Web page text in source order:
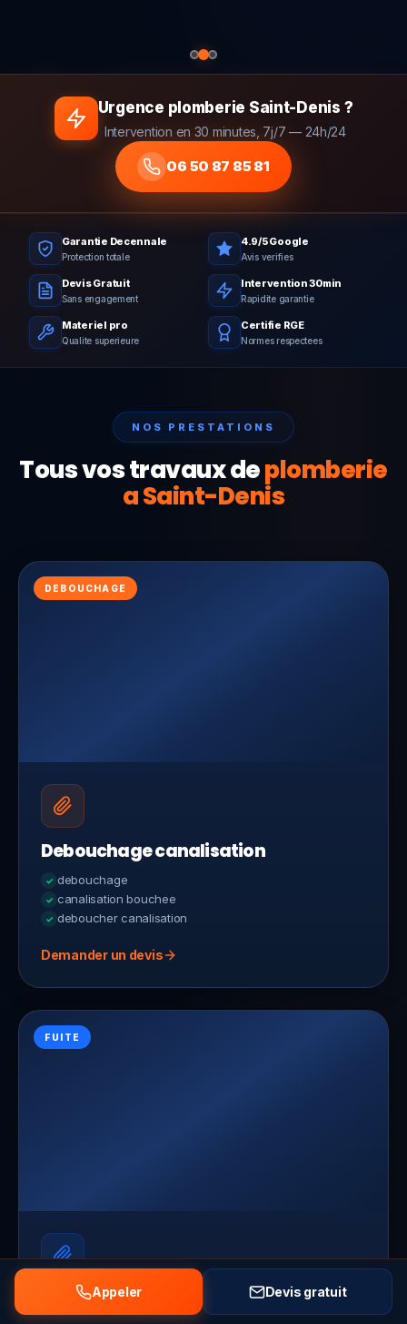
Urgence plomberie Saint-Denis ?
Intervention en 30 minutes, 7j/7 — 24h/24
06 50 87 85 81
Garantie Decennale
Protection totale
4.9/5 Google
Avis verifies
Devis Gratuit
Sans engagement
Intervention 30min
Rapidite garantie
Materiel pro
Qualite superieure
Certifie RGE
Normes respectees
NOS PRESTATIONS
Tous vos travaux deplomberie
a Saint-Denis
DEBOUCHAGE
Debouchage canalisation
debouchage
canalisation bouchee
deboucher canalisation
Demander un devis
FUITE
Recherche de fuite
Appeler Devis gratuit